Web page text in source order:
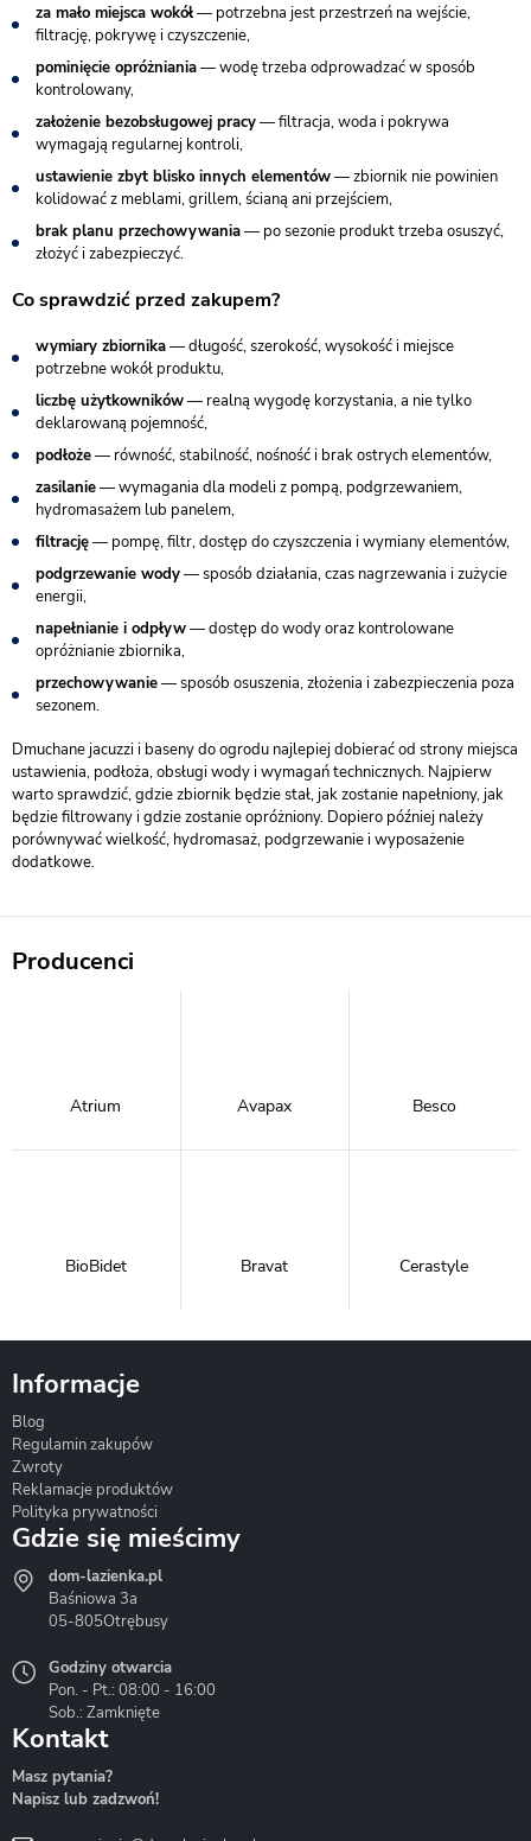
za mało miejsca wokół— potrzebna jest przestrzeń na wejście,
filtrację, pokrywę i czyszczenie,
pominięcie opróżniania— wodę trzeba odprowadzać w sposób
kontrolowany,
założenie bezobsługowej pracy— filtracja, woda i pokrywa
wymagają regularnej kontroli,
ustawienie zbyt blisko innych elementów— zbiornik nie powinien
kolidować z meblami, grillem, ścianą ani przejściem,
brak planu przechowywania— po sezonie produkt trzeba osuszyć,
złożyć i zabezpieczyć.
Co sprawdzić przed zakupem?
wymiary zbiornika— długość, szerokość, wysokość i miejsce
potrzebne wokół produktu,
liczbę użytkowników— realną wygodę korzystania, a nie tylko
deklarowaną pojemność,
podłoże— równość, stabilność, nośność i brak ostrych elementów,
zasilanie— wymagania dla modeli z pompą, podgrzewaniem,
hydromasażem lub panelem,
filtrację— pompę, filtr, dostęp do czyszczenia i wymiany elementów,
podgrzewanie wody— sposób działania, czas nagrzewania i zużycie
energii,
napełnianie i odpływ— dostęp do wody oraz kontrolowane
opróżnianie zbiornika,
przechowywanie— sposób osuszenia, złożenia i zabezpieczenia poza
sezonem.
Dmuchane jacuzzi i baseny do ogrodu najlepiej dobierać od strony miejsca
ustawienia, podłoża, obsługi wody i wymagań technicznych. Najpierw
warto sprawdzić, gdzie zbiornik będzie stał, jak zostanie napełniony, jak
będzie filtrowany i gdzie zostanie opróżniony. Dopiero później należy
porównywać wielkość, hydromasaż, podgrzewanie i wyposażenie
dodatkowe.
Producenci
Atrium Avapax Besco
BioBidet Bravat Cerastyle
Hydrostop
Liveno
Informacje
Blog
Regulamin zakupów
Zwroty
Reklamacje produktów
Polityka prywatności
Gdzie się mieścimy
dom-lazienka.pl
Baśniowa 3a
05-805Otrębusy
Godziny otwarcia
Pon. - Pt.: 08:00 - 16:00
Sob.: Zamknięte
Kontakt
Masz pytania?
Napisz lub zadzwoń!